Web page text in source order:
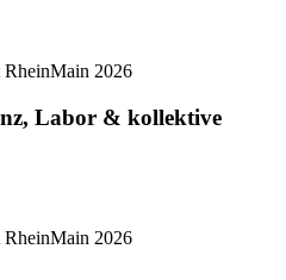
2026
Labor & kollektive
2026